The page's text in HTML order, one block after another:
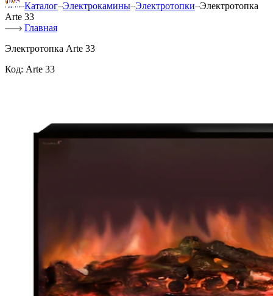
Каталог Электрокамины Электротопки Электротопка
Arte 33
Главная
Электротопка Arte 33
Код: Arte 33